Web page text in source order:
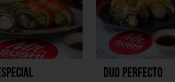
Duo perfecto